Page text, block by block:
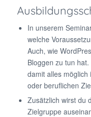
In unserem
welche
Auch, wie
Bloggen zu tun
damit alles
oder beruflichen
Zusätzlich wirst du
Zielgruppe